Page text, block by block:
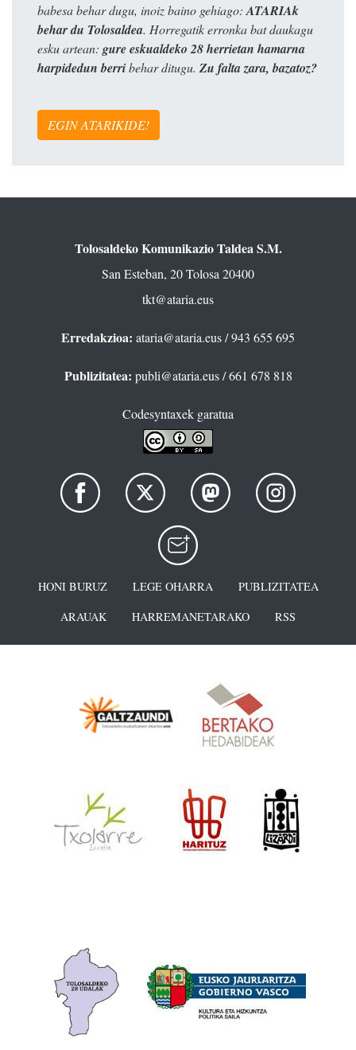
babesa behar dugu, inoiz baino gehiago: ATARIAk
behar du Tolosaldea. Horregatik erronka bat daukagu
esku artean: gure eskualdeko 28 herrietan hamarna
harpidedun berribehar ditugu. Zu falta zara, bazatoz?
EGIN ATARIKIDE!
Tolosaldeko Komunikazio Taldea S.M.
San Esteban, 20 Tolosa 20400
tkt@ataria.eus
Erredakzioa: ataria@ataria.eus/ 943 655 695
Publizitatea: publi@ataria.eus/ 661 678 818
Codesyntaxek garatua
HONI BURUZ LEGE OHARRA
PUBLIZITATEA
ARAUAK
HARREMANETARAKO RSS